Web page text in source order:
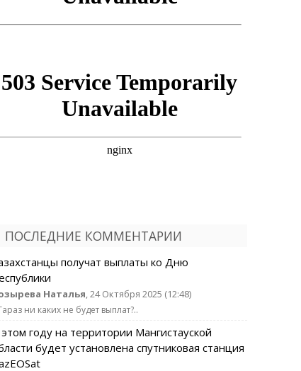
ПОСЛЕДНИЕ КОММЕНТАРИИ
получат выплаты ко Дню
Наталья, 24 Октября 2025 (12:48)
ни каких не будет выплат?..
году на территории Мангистауской
будет установлена спутниковая станция